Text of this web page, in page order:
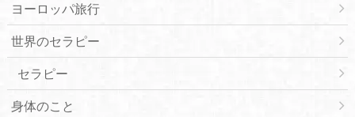
ヨーロッパ旅行
世界のセラピー
セラピー
身体のこと